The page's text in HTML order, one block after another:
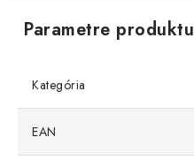
Parametre produktu
Kategória
EAN